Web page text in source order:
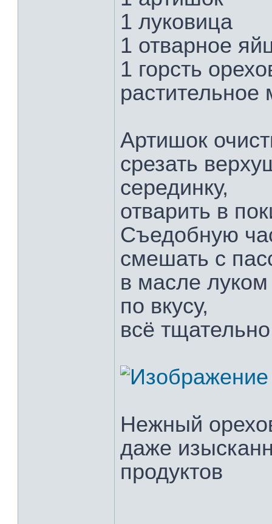
1 луковица
1 отварное
1 горсть
растительное
Артишок
срезать
серединку,
отварить в
Съедобную
смешать с
в масле
по вкусу,
всё
Нежный
даже
продуктов